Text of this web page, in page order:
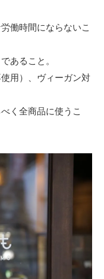
働時間にならないこ
あること。
用）、ヴィーガン対
く全商品に使うこ